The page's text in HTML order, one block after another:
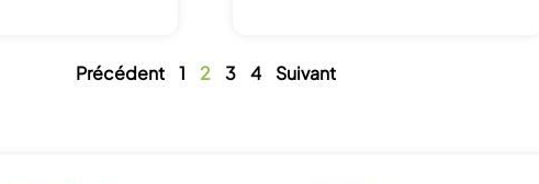
Précédent 1 2 3 4 Suivant